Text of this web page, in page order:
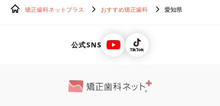
矯正歯科ネットプラス おすすめ矯正歯科 愛知県
公式SNS